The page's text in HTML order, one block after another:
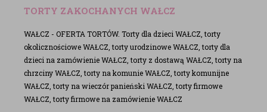
TORTY ZAKOCHANYCH WAŁCZ
WAŁCZ - OFERTA TORTÓW. Torty dla dzieci WAŁCZ, torty
okolicznościowe WAŁCZ, torty urodzinowe WAŁCZ, torty dla
dzieci na zamówienie WAŁCZ, torty z dostawą WAŁCZ, torty na
chrzciny WAŁCZ, torty na komunie WAŁCZ, torty komunijne
WAŁCZ, torty na wieczór panieński WAŁCZ, torty firmowe
WAŁCZ, torty firmowe na zamówienie WAŁCZ